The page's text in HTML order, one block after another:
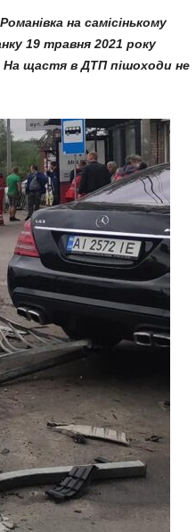
на самісінькому
19 травня 2021 року
На щастя в ДТП пішоходи не